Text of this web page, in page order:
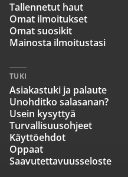
Tallennetut haut
Omat ilmoitukset
Omat suosikit
Mainosta ilmoitustasi
TUKI
Asiakastuki ja palaute
Unohditko salasanan?
Usein kysyttyä
Turvallisuusohjeet
Käyttöehdot
Oppaat
Saavutettavuusseloste